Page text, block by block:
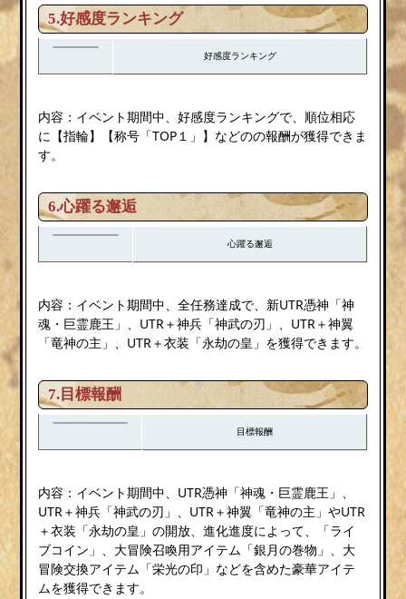
5.好感度ランキング
好感度ランキング
内容：イベント期間中、好感度ランキングで、順位相応
に【指輪】【称号「TOP１」】などのの報酬が獲得できま
す。
6.心躍る邂逅
心躍る邂逅
内容：イベント期間中、全任務達成で、新UTR憑神「神
魂・巨霊鹿王」、UTR＋神兵「神武の刃」、UTR＋神翼
「竜神の主」、UTR＋衣装「永劫の皇」を獲得できます。
7.目標報酬
目標報酬
内容：イベント期間中、UTR憑神「神魂・巨霊鹿王」、
UTR＋神兵「神武の刃」、UTR＋神翼「竜神の主」やUTR
＋衣装「永劫の皇」の開放、進化進度によって、「ライ
ブコイン」、大冒険召喚用アイテム「銀月の巻物」、大
冒険交換アイテム「栄光の印」などを含めた豪華アイテ
ムを獲得できます。